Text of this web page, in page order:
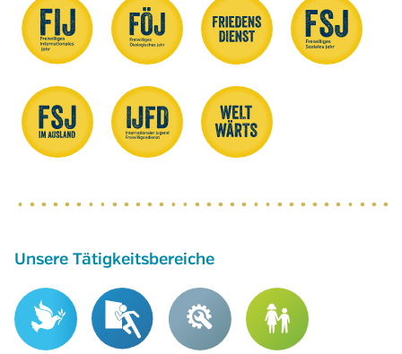
Unsere Tätigkeitsbereiche